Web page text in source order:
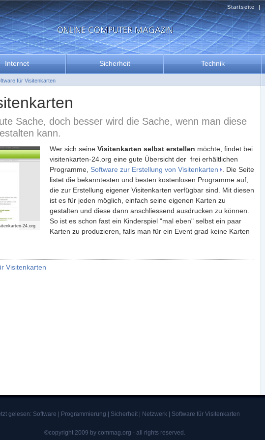
Sache, doch besser wird die Sache, wenn man diese
kann.
24.org
Wer sich seine Visitenkarten selbst erstellen möchte, findet bei
visitenkarten-24.org eine gute Übersicht der frei erhältlichen
Programme, Software zur Erstellung von Visitenkarten
. Die Seite
listet die bekanntesten und besten kostenlosen Programme auf,
die zur Erstellung eigener Visitenkarten verfügbar sind. Mit diesen
ist es für jeden möglich, einfach seine eigenen Karten zu
gestalten und diese dann anschliessend ausdrucken zu können.
So ist es schon fast ein Kinderspiel "mal eben" selbst ein paar
Karten zu produzieren, falls man für ein Event grad keine Karten
Visitenkarten
Startseite |
Internet Sicherheit Technik
für Visitenkarten
gelesen: Software Programmierung Sicherheit Netzwerk Software für Visitenkarten
©copyright 2009 by commag.org - all rights reserved.